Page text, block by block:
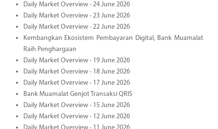
Daily Market Overview - 24 June 2026
Daily Market Overview - 23 June 2026
Daily Market Overview - 22 June 2026
Kembangkan Ekosistem Pembayaran Digital, Bank Muamalat
Raih Penghargaan
Daily Market Overview - 19 June 2026
Daily Market Overview - 18 June 2026
Daily Market Overview - 17 June 2026
Bank Muamalat Genjot Transaksi QRIS
Daily Market Overview - 15 June 2026
Daily Market Overview - 12 June 2026